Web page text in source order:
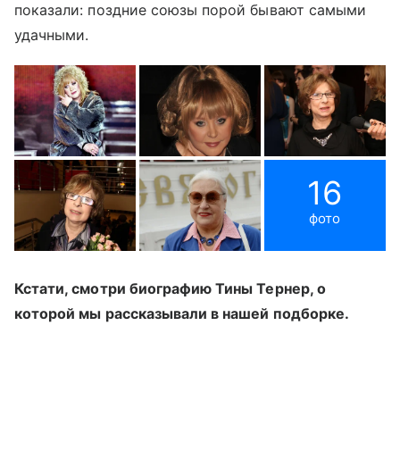
показали: поздние союзы порой бывают самыми
удачными.
16
фото
Кстати, смотри биографию Тины Тернер, о
которой мы рассказывали в нашей подборке.